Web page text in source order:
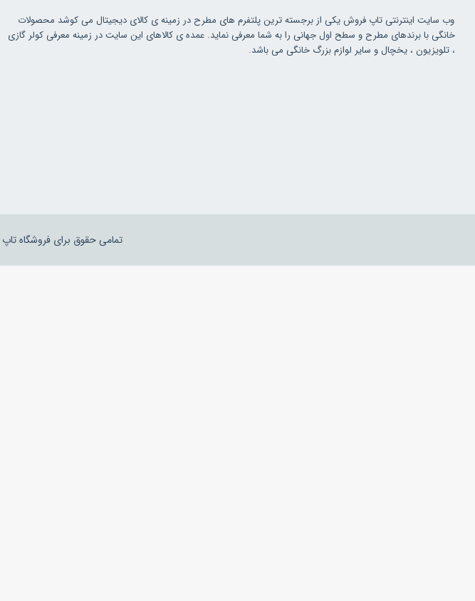
وب سایت اینترنتی تاپ فروش یکی از برجسته ترین پلتفرم های مطرح در زمینه ی کالای دیجیتال می کوشد محصولات
خانگی با برندهای مطرح و سطح اول جهانی را به شما معرفی نماید. عمده ی کالاهای این سایت در زمینه معرفی کولر گازی
، تلویزیون ، یخچال و سایر لوازم بزرگ خانگی می باشد.
تمامی حقوق برای فروشگاه تاپ